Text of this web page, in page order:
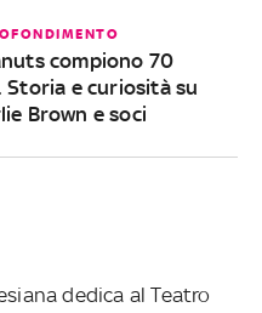
compiono 70
Storia e curiosità su
Brown e soci
dedica al Teatro